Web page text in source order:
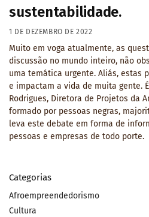
sustentabilidade.
1 DE DEZEMBRO DE 2022
Muito em voga atualmente, as
discussão no mundo inteiro, não
uma temática urgente. Aliás, estas
e impactam a vida de muita gente.
Rodrigues, Diretora de Projetos da
formado por pessoas negras,
leva este debate em forma de
pessoas e empresas de todo porte.
Categorias
Afroempreendedorismo
Cultura